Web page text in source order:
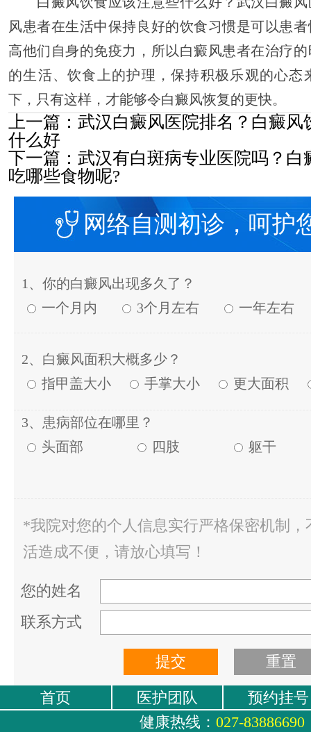
风患者在生活中保持良好的饮食习惯是可以患
高他们自身的免疫力，所以白癜风患者在治疗
的生活、饮食上的护理，保持积极乐观的心态
下，只有这样，才能够令白癜风恢复的更快。
上一篇： 武汉白癜风医院排名？白癜风
什么好
下一篇： 武汉有白斑病专业医院吗？白
吃哪些食物呢?
网络自测初诊，呵护
1、你的白癜风出现多久了？
一个月内
3个月左右 一年左右
2、白癜风面积大概多少？
指甲盖大小
手掌大小 更大面积
3、患病部位在哪里？
头面部
四肢 躯干
*我院对您的个人信息实行严格保密机制，
活造成不便，请放心填写！
您的姓名
联系方式
首页 医护团队
预约挂号
健康热线： 027-83886690